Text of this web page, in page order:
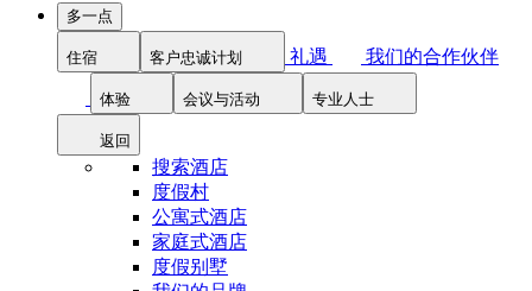
多一点
住宿 客户忠诚计划 礼遇 我们的合作伙伴
体验 会议与活动 专业人士
返回
搜索酒店
度假村
公寓式酒店
家庭式酒店
度假别墅